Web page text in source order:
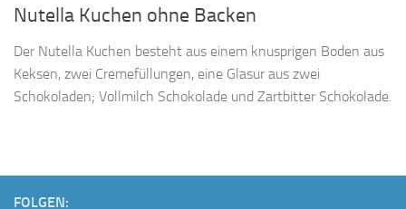
Nutella Kuchen ohne Backen
Der Nutella Kuchen besteht aus einem knusprigen Boden aus
Keksen, zwei Cremefüllungen, eine Glasur aus zwei
Schokoladen; Vollmilch Schokolade und Zartbitter Schokolade.
FOLGEN: